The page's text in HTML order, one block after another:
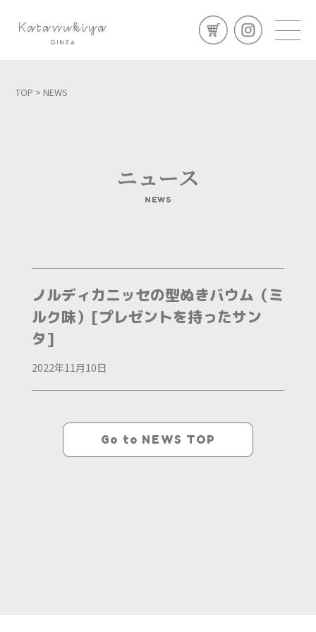
TOP > NEWS
ニュース
NEWS
ノルディカニッセの型ぬきバウム（ミ
ルク味）[プレゼントを持ったサン
タ]
2022年11月10日
Go to NEWS TOP